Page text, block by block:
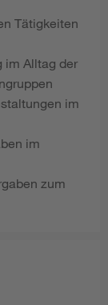
Tätigkeiten
im Alltag der
im
im
zum